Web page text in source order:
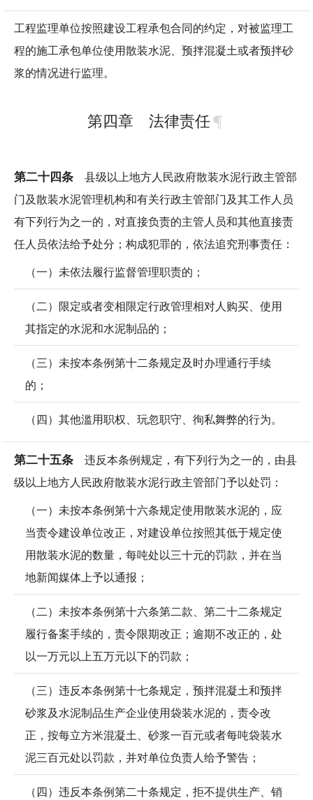
工程监理单位按照建设工程承包合同的约定，对被监理工
程的施工承包单位使用散装水泥、预拌混凝土或者预拌砂
浆的情况进行监理。
第四章 法律责任
第二十四条 县级以上地方人民政府散装水泥行政主管部
门及散装水泥管理机构和有关行政主管部门及其工作人员
有下列行为之一的，对直接负责的主管人员和其他直接责
任人员依法给予处分；构成犯罪的，依法追究刑事责任：
（一）未依法履行监督管理职责的；
（二）限定或者变相限定行政管理相对人购买、使用
其指定的水泥和水泥制品的；
（三）未按本条例第十二条规定及时办理通行手续
的；
（四）其他滥用职权、玩忽职守、徇私舞弊的行为。
第二十五条 违反本条例规定，有下列行为之一的，由县
级以上地方人民政府散装水泥行政主管部门予以处罚：
（一）未按本条例第十六条规定使用散装水泥的，应
当责令建设单位改正，对建设单位按照其低于规定使
用散装水泥的数量，每吨处以三十元的罚款，并在当
地新闻媒体上予以通报；
（二）未按本条例第十六条第二款、第二十二条规定
履行备案手续的，责令限期改正；逾期不改正的，处
以一万元以上五万元以下的罚款；
（三）违反本条例第十七条规定，预拌混凝土和预拌
砂浆及水泥制品生产企业使用袋装水泥的，责令改
正，按每立方米混凝土、砂浆一百元或者每吨袋装水
泥三百元处以罚款，并对单位负责人给予警告；
（四）违反本条例第二十条规定，拒不提供生产、销